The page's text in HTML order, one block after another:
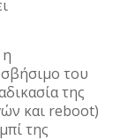
σβήσιμο του
της
και reboot)
της